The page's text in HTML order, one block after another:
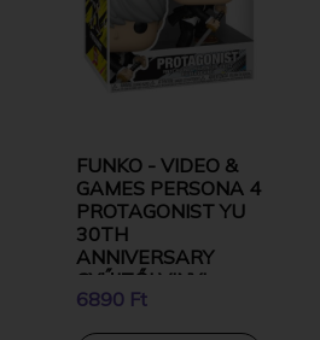
FUNKO - VIDEO &
GAMES PERSONA 4
PROTAGONIST YU
30TH
ANNIVERSARY
GYŰJTŐI VINYL
KARAKTER
6890 Ft